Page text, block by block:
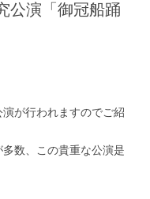
公演「御冠船踊
が行われますのでご紹
数、この貴重な公演是